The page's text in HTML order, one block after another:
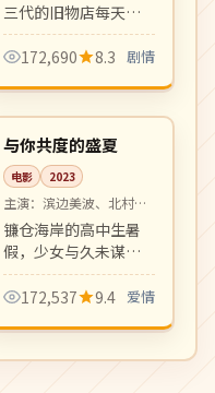
三代的旧物店每天都
有不同的客人带着旧
物前来寄卖。每件旧
生故事，温柔克制。
172,690 8.3 剧情
日本
院线 99:18
与你共度的盛夏
电影 2023
主演： 滨边美波、北村匠
海 等
镰仓海岸的高中生暑
假，少女与久未谋面
的青梅竹马在烟火大
会前夕重新认识彼
爱情之作。
172,537 9.4 爱情